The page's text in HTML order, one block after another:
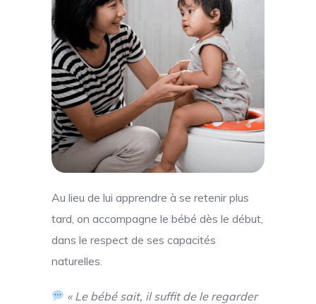
Au lieu de lui apprendre à se retenir plus
tard, on accompagne le bébé dès le début,
dans le respect de ses capacités
naturelles.
« Le bébé sait, il suffit de le regarder